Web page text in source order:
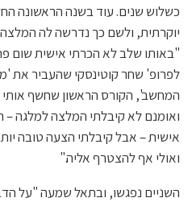
כשלוש שנים. עוד בשנה הראשונה
יוקרתית, ולשם כך נדרשה לה המלצה
"באותו שלב לא הכרתי אישית שום
לפרופ' שחר קוטינסקי שהעביר את
המחשב', הקורס הראשון שחשף אותי
ואומנם לא קיבלתי המלצה למלגה –
אישית – אבל קיבלתי הצעה טובה
ואולי אף להצטרף אליה."
השניים נפגשו, ובתאל שמעה "על